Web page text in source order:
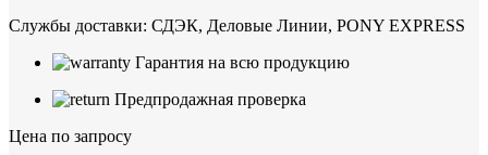
Службы доставки: СДЭК, Деловые Линии, PONY EXPRESS
Гарантия на всю продукцию
Предпродажная проверка
Цена по запросу